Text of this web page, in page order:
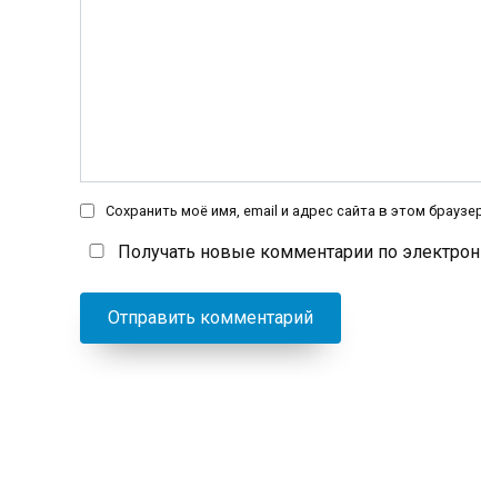
Сохранить моё имя, email и адрес сайта в этом
Получать новые комментарии по